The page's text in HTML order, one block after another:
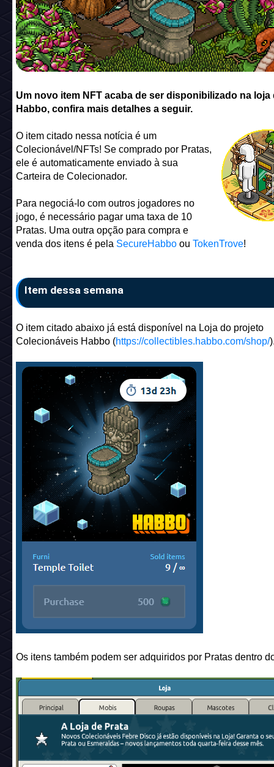
Um novo item NFT acaba de ser disponibilizado na loja
Habbo, confira mais detalhes a seguir.
O item citado nessa notícia é um
Colecionável/NFTs! Se comprado por Pratas,
ele é automaticamente enviado à sua
Carteira de Colecionador.
Para negociá-lo com outros jogadores no
jogo, é necessário pagar uma taxa de 10
Pratas. Uma outra opção para compra e
venda dos itens é pela SecureHabboou TokenTrove!
Item dessa semana
O item citado abaixo já está disponível na Loja do projeto
Colecionáveis Habbo (https://collectibles.habbo.com/shop/
Os itens também podem ser adquiridos por Pratas dentro